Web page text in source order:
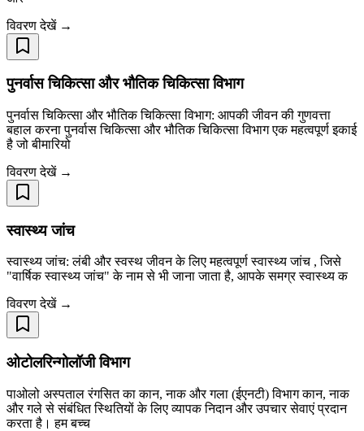
विवरण देखें →
पुनर्वास चिकित्सा और भौतिक चिकित्सा विभाग
पुनर्वास चिकित्सा और भौतिक चिकित्सा विभाग: आपकी जीवन की गुणवत्ता
बहाल करना पुनर्वास चिकित्सा और भौतिक चिकित्सा विभाग एक महत्वपूर्ण इकाई
है जो बीमारियो
विवरण देखें →
स्वास्थ्य जांच
स्वास्थ्य जांच: लंबी और स्वस्थ जीवन के लिए महत्वपूर्ण स्वास्थ्य जांच , जिसे
"वार्षिक स्वास्थ्य जांच" के नाम से भी जाना जाता है, आपके समग्र स्वास्थ्य क
विवरण देखें →
ओटोलरिन्गोलॉजी विभाग
पाओलो अस्पताल रंगसित का कान, नाक और गला (ईएनटी) विभाग कान, नाक
और गले से संबंधित स्थितियों के लिए व्यापक निदान और उपचार सेवाएं प्रदान
करता है। हम बच्च